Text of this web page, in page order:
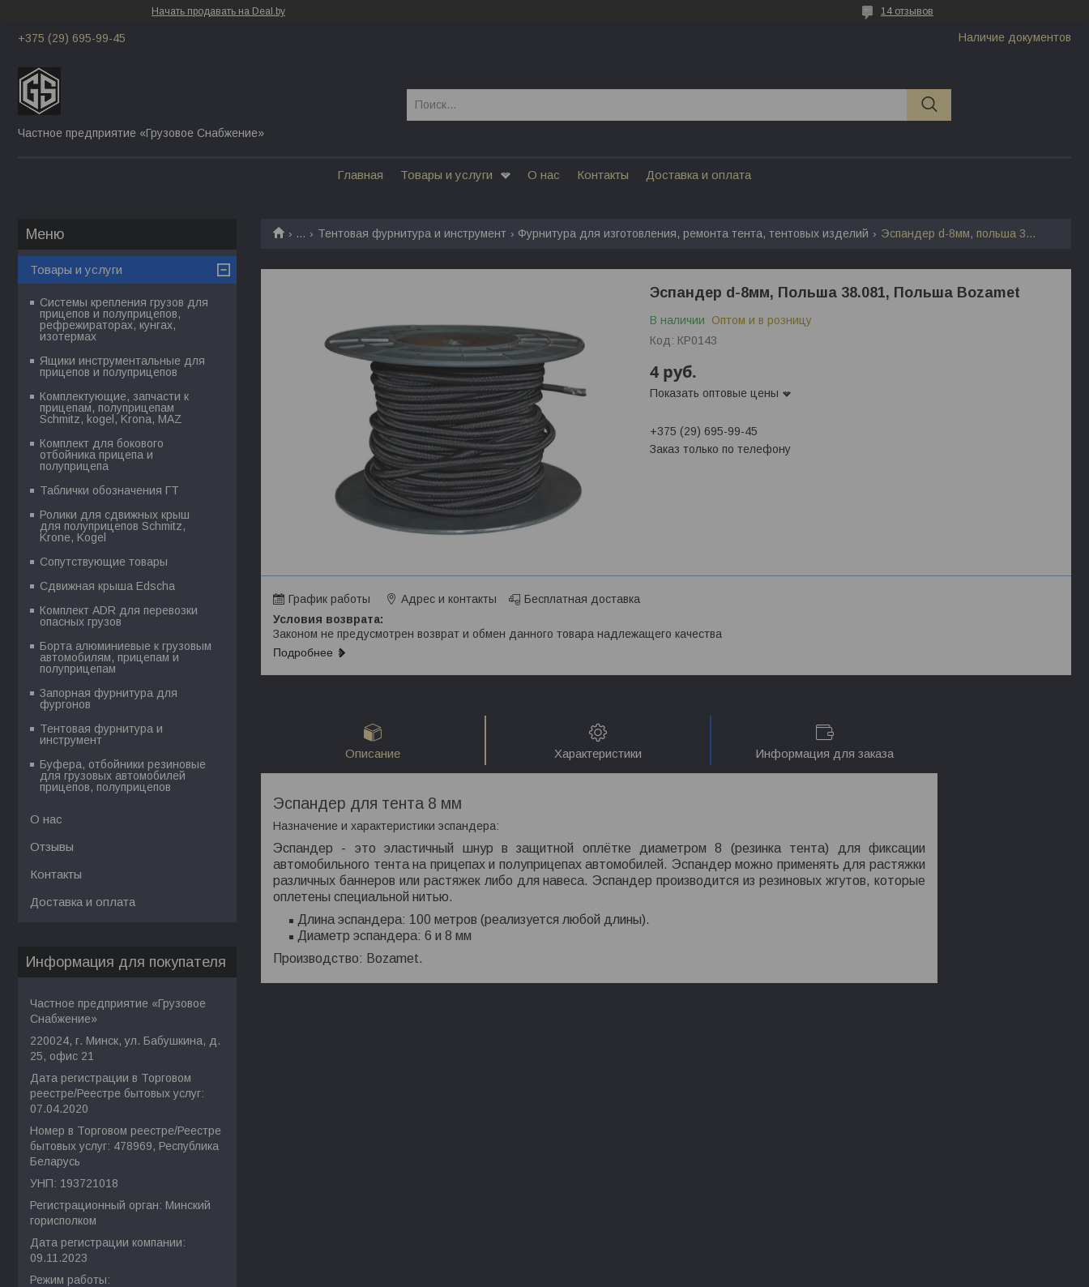
Начать продавать на Deal.by 14 отзывов
+375 (29) 695-99-45 Наличие документов
Частное предприятие «Грузовое Снабжение»
Главная Товары и услуги О нас Контакты Доставка и оплата
... Тентовая фурнитура и инструмент Фурнитура для изготовления, ремонта тента, тентовых изделий Эспандер d-8мм, польша 38.081, польша bozamet
Эспандер d-8мм, Польша 38.081, Польша Bozamet
В наличии
Оптом и в розницу
Код: КР0143
4 руб.
Показать оптовые цены
+375 (29) 695-99-45
Заказ только по телефону
График работы Адрес и контакты Бесплатная доставка
Законом не предусмотрен возврат и обмен данного товара надлежащего качества
Подробнее
Описание Характеристики Информация для заказа
Эспандер для тента 8 мм
Назначение и характеристики эспандера:
Эспандер - это эластичный шнур в защитной оплётке диаметром 8 (резинка тента) для фиксации
автомобильного тента на прицепах и полуприцепах автомобилей. Эспандер можно применять для растяжки
различных баннеров или растяжек либо для навеса. Эспандер производится из резиновых жгутов, которые
оплетены специальной нитью.
Длина эспандера: 100 метров (реализуется любой длины).
Диаметр эспандера: 6 и 8 мм
Производство: Bozamet.
Товары и услуги
Системы крепления грузов для
прицепов и полуприцепов,
рефрежираторах, кунгах,
изотермах
Ящики инструментальные для
прицепов и полуприцепов
Комплектующие, запчасти к
прицепам, полуприцепам
Schmitz, kogel, Krona, MAZ
Комплект для бокового
отбойника прицепа и
полуприцепа
Таблички обозначения ГТ
Ролики для сдвижных крыш
для полуприцепов Schmitz,
Krone, Kogel
Сопутствующие товары
Сдвижная крыша Edscha
Комплект ADR для перевозки
опасных грузов
Борта алюминиевые к грузовым
автомобилям, прицепам и
полуприцепам
Запорная фурнитура для
фургонов
Тентовая фурнитура и
инструмент
Буфера, отбойники резиновые
для грузовых автомобилей
прицепов, полуприцепов
О нас
Отзывы
Контакты
Доставка и оплата
Информация для покупателя
Частное предприятие «Грузовое
Снабжение»
220024, г. Минск, ул. Бабушкина, д.
25, офис 21
Дата регистрации в Торговом
реестре/Реестре бытовых услуг:
07.04.2020
Номер в Торговом реестре/Реестре
бытовых услуг: 478969, Республика
Беларусь
УНП: 193721018
Регистрационный орган: Минский
горисполком
Дата регистрации компании:
09.11.2023
Режим работы: